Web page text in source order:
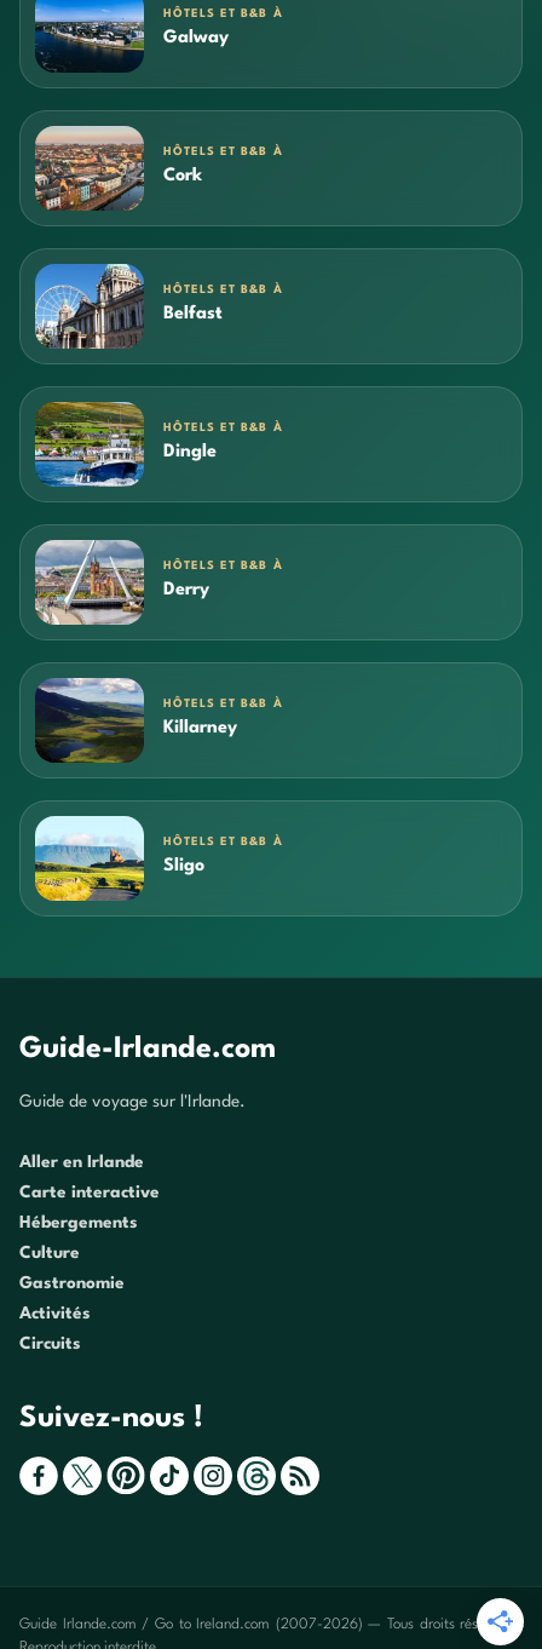
HÔTELS ET B&B À
Galway
HÔTELS ET B&B À
Cork
HÔTELS ET B&B À
Belfast
HÔTELS ET B&B À
Dingle
HÔTELS ET B&B À
Derry
HÔTELS ET B&B À
Killarney
HÔTELS ET B&B À
Sligo
Guide-Irlande.com
Guide de voyage sur l'Irlande.
Aller en Irlande
Carte interactive
Hébergements
Culture
Gastronomie
Activités
Circuits
Suivez-nous !
Guide Irlande.com / Go to Ireland.com (2007-2026) — Tous droits réservés -